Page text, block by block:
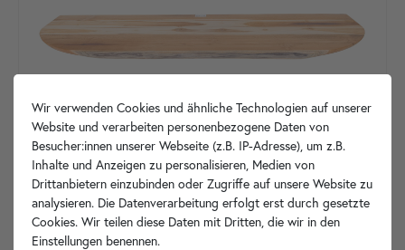
Wir verwenden Cookies und ähnliche Technologien auf unserer
Website und verarbeiten personenbezogene Daten von
Besucher:innen unserer Webseite (z.B. IP-Adresse), um z.B.
Inhalte und Anzeigen zu personalisieren, Medien von
Drittanbietern einzubinden oder Zugriffe auf unsere Website zu
analysieren. Die Datenverarbeitung erfolgt erst durch gesetzte
Cookies. Wir teilen diese Daten mit Dritten, die wir in den
Einstellungen benennen.